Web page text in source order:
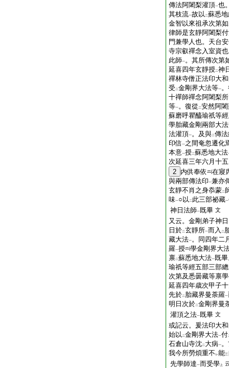
傳法阿闍梨灌頂一也
其枝流一故以 二蘇悉
金智以來祖承次第如
律師是玄靜阿闍梨
門兼學人也。天台
寺宗叡禪念入室資
此師一。其所傳次第
延喜四年玄靜授二神
禪林寺僧正法印大
受 二金剛界大法等一
十禪師禪念阿闍梨所
等一。復從 二安然阿
蘇磨呼瞿醯瑜祇等
學胎藏金剛兩部大
法灌頂一。及與二傳
印信一之間奄忽遷化
本意一授二蘇悉地大法
次延喜三年六月十
2 内供奉依
在寢
與兩部傳法印一兼亦
玄靜不肖之身忝蒙二
味一○以 二 此三部祕藏一
神日法師一既畢 文
又云。金剛弟子神
日於二玄靜所一而入 二
藏大法一。同四年二
羅一授
學金剛界大
禀二蘇悉地大法一既
瑜祇等經五部三部
次第及悉曇藏等禀
延喜四年歳次甲子
先於二 胎藏界曼荼羅一
明日次於二金剛界曼
灌頂之法一既畢 文
或記云。爰法印大
始以 二金剛界大法一付
石倉山寺沈二 大病一
我今所勞煩重不 レ能三
先學師達一而受學 上